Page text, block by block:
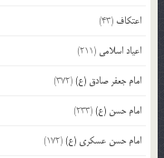
اعتکاف (43)
اعیاد اسلامی (211)
امام جعفر صادق (ع)(372)
امام حسن (ع)(233)
امام حسن عسکری (ع)(172)